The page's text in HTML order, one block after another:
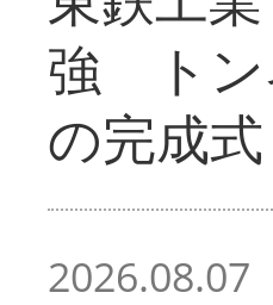
強 トン
の完成式
2026.08.07